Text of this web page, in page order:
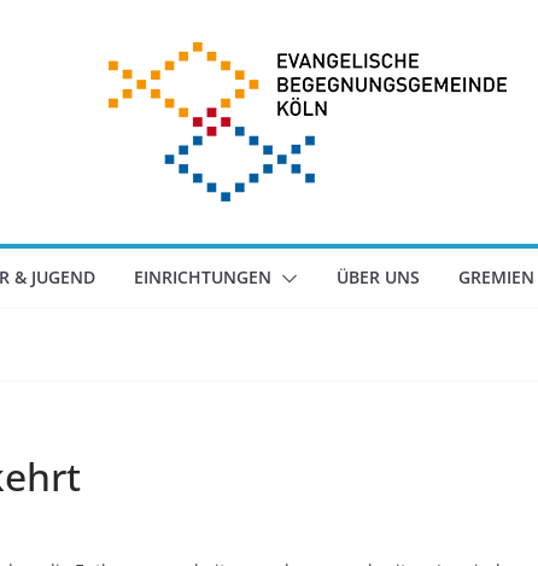
& JUGEND EINRICHTUNGEN ÜBER UNS GREMIEN